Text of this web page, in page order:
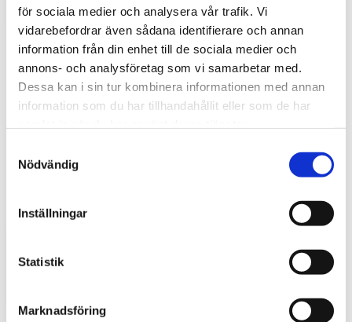
för sociala medier och analysera vår trafik. Vi
vidarebefordrar även sådana identifierare och annan
information från din enhet till de sociala medier och
annons- och analysföretag som vi samarbetar med.
Dessa kan i sin tur kombinera informationen med annan
information som du har tillhandahållit eller som de har
Nödvändig
Inställningar
Statistik
Marknadsföring
skyddar du din maskin och utrustning
verksamheten. Därför är det viktigt att skydda dem
mot stölder och skador som kan orsaka kostsamma